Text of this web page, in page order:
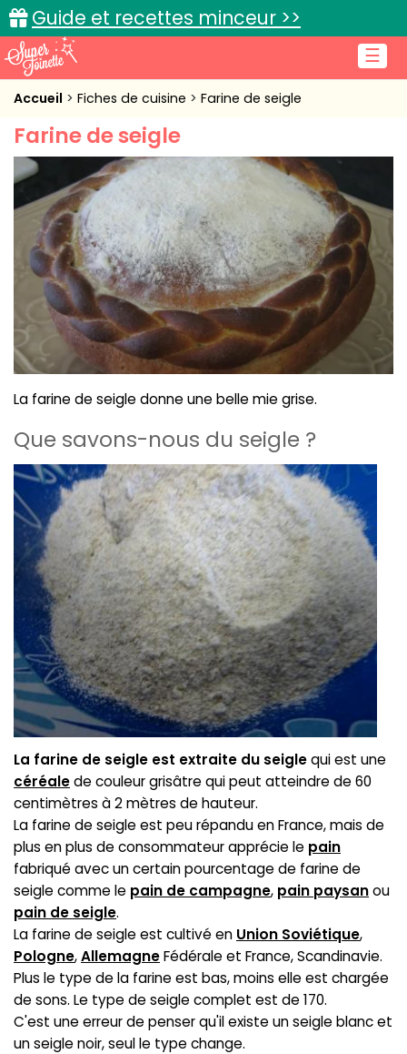
☰
Guide et recettes minceur >>
Accueil
Recettes de cuisine
Cuisine pratique
L'actu cuisine
Connexion
Accueil Fiches de cuisine Farine de seigle
Farine de seigle
La farine de seigle donne une belle mie grise.
Que savons-nous du seigle ?
La farine de seigle est extraite du seiglequi est une
céréalede couleur grisâtre qui peut atteindre de 60
centimètres à 2 mètres de hauteur.
La farine de seigle est peu répandu en France, mais de
plus en plus de consommateur apprécie le pain
fabriqué avec un certain pourcentage de farine de
seigle comme le pain de campagne, pain paysanou
pain de seigle.
La farine de seigle est cultivé en Union Soviétique,
Pologne,AllemagneFédérale et France, Scandinavie.
Plus le type de la farine est bas, moins elle est chargée
de sons. Le type de seigle complet est de 170.
C'est une erreur de penser qu'il existe un seigle blanc et
un seigle noir, seul le type change.